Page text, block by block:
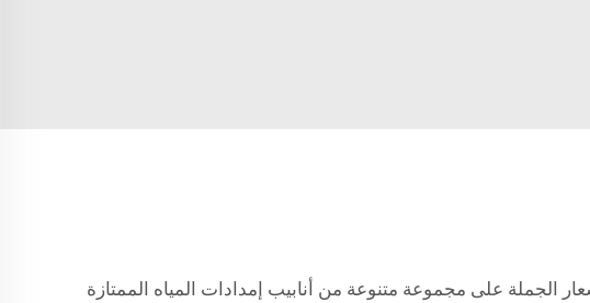
الجملة على مجموعة متنوعة من أنابيب إمدادات المياه الممتازة